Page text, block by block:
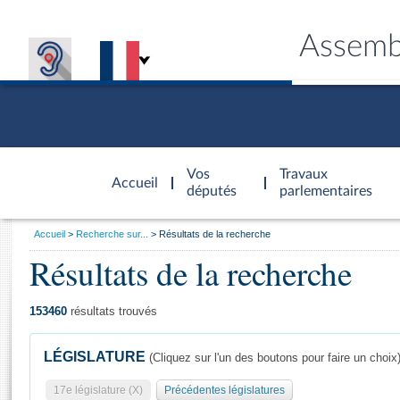
Accueil
d'accueil
Vos
députés
Travaux
parlementaires
Général
Vous
Accueil Recherche sur... Résultats de la recherche
Résultats de la recherche
153460 résultats trouvés
LÉGISLATURE (Cliquez sur l'un des boutons pour faire un choix)
17e législature (X) Précédentes législatures